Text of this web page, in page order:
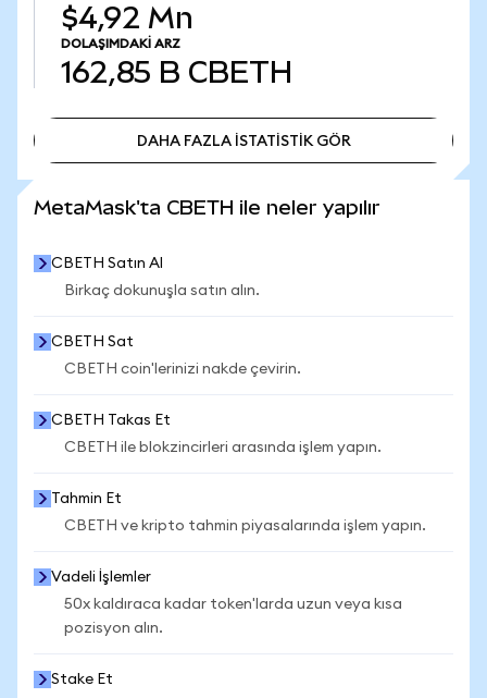
$4,92 Mn
DOLAŞIMDAKI ARZ
162,85 B CBETH
DAHA FAZLA İSTATİSTİK GÖR
MetaMask'ta CBETH ile neler yapılır
CBETH Satın Al
Birkaç dokunuşla satın alın.
CBETH Sat
CBETH coin'lerinizi nakde çevirin.
CBETH Takas Et
CBETH ile blokzincirleri arasında işlem yapın.
Tahmin Et
CBETH ve kripto tahmin piyasalarında işlem yapın.
Vadeli İşlemler
50x kaldıraca kadar token'larda uzun veya kısa
pozisyon alın.
Stake Et